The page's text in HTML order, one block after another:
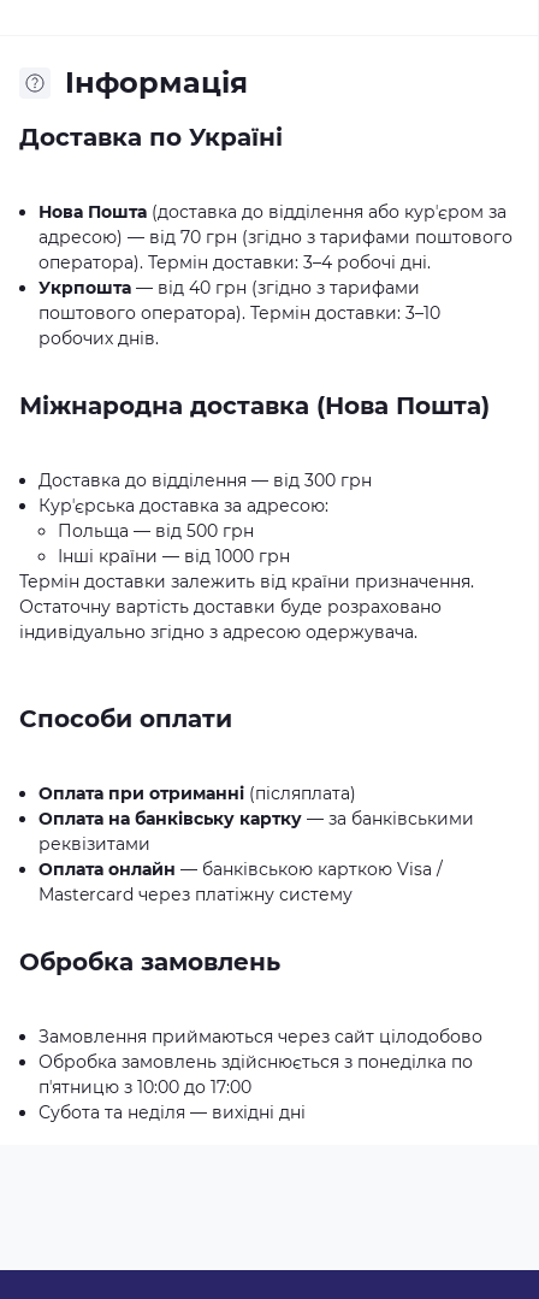
Iнформація
Доставка по Україні
Нова Пошта (доставка до відділення або курʼєром за
адресою) — від 70 грн (згідно з тарифами поштового
оператора). Термін доставки: 3–4 робочі дні.
Укрпошта — від 40 грн (згідно з тарифами
поштового оператора). Термін доставки: 3–10
робочих днів.
Міжнародна доставка (Нова Пошта)
Доставка до відділення — від 300 грн
Курʼєрська доставка за адресою:
Польща — від 500 грн
Інші країни — від 1000 грн
Термін доставки залежить від країни призначення.
Остаточну вартість доставки буде розраховано
індивідуально згідно з адресою одержувача.
Способи оплати
Оплата при отриманні (післяплата)
Оплата на банківську картку — за банківськими
реквізитами
Оплата онлайн — банківською карткою Visa /
Mastercard через платіжну систему
Обробка замовлень
Замовлення приймаються через сайт цілодобово
Обробка замовлень здійснюється з понеділка по
пʼятницю з 10:00 до 17:00
Субота та неділя — вихідні дні